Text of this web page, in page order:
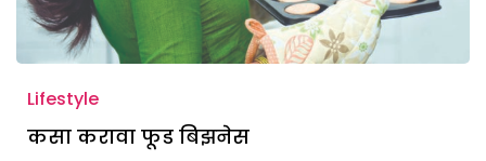
Lifestyle
कसा करावा फूड बिझनेस